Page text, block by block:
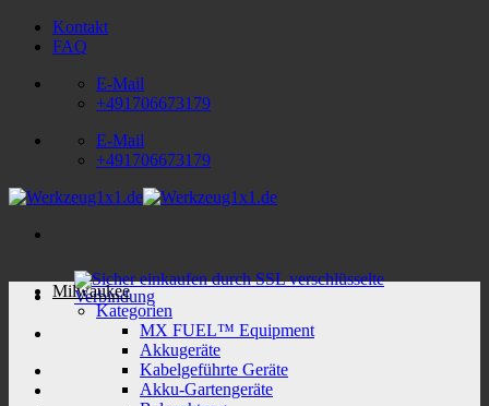
Zum
Inhalt
Kontakt
FAQ
E-Mail
+491706673179
E-Mail
+491706673179
Milwaukee
Kategorien
MX FUEL™ Equipment
Akkugeräte
Kabelgeführte Geräte
Akku-Gartengeräte